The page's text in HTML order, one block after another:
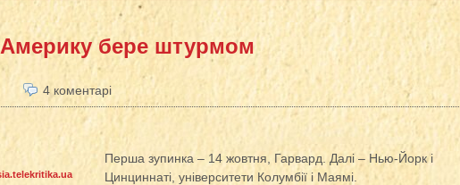
бере штурмом
4 коментарі
Перша зупинка – 14 жовтня, Гарвард. Далі – Нью-Йорк і
Цинциннаті, університети Колумбії і Маямі.